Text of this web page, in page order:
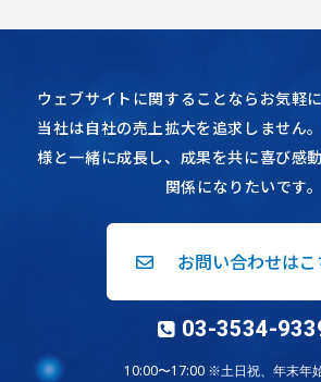
ウェブサイトに関することならお気軽
当社は自社の売上拡大を追求しません
様と一緒に成長し、成果を共に喜び感
関係になりたいです。
お問い合わせはこ
03-3534-
10:00〜17:00 ※土日祝、年末年